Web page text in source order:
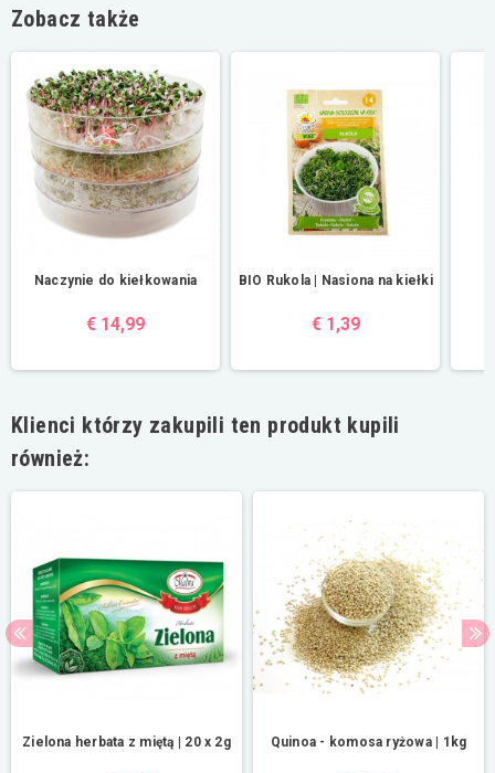
Zobacz także
Naczynie do kiełkowania
€ 14,99
BIO Rukola | Nasiona na kiełki
€ 1,39
Klienci którzy zakupili ten produkt kupili
również:
Zielona herbata z miętą | 20 x 2g Quinoa - komosa ryżowa | 1kg